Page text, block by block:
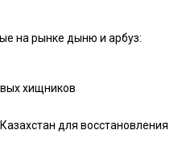
на рынке дыню и арбуз:
хищников
для восстановления